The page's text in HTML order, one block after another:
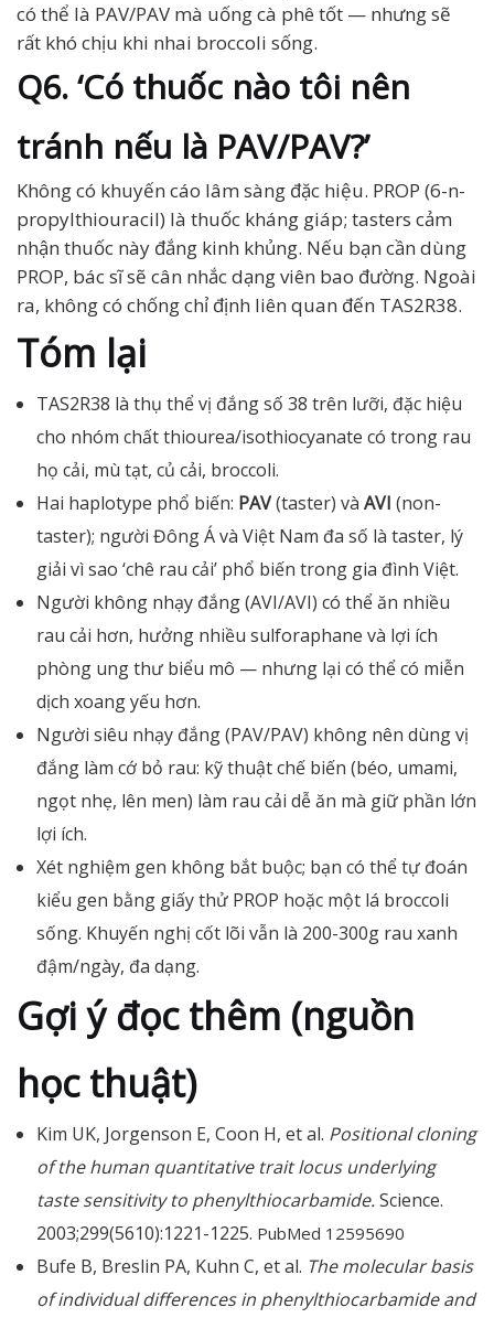
có thể là PAV/PAV mà uống cà phê tốt — nhưng sẽ
rất khó chịu khi nhai broccoli sống.
Q6. ‘Có thuốc nào tôi nên
tránh nếu là PAV/PAV?’
Không có khuyến cáo lâm sàng đặc hiệu. PROP (6-n-
propylthiouracil) là thuốc kháng giáp; tasters cảm
nhận thuốc này đắng kinh khủng. Nếu bạn cần dùng
PROP, bác sĩ sẽ cân nhắc dạng viên bao đường. Ngoài
ra, không có chống chỉ định liên quan đến TAS2R38.
Tóm lại
TAS2R38 là thụ thể vị đắng số 38 trên lưỡi, đặc hiệu
cho nhóm chất thiourea/isothiocyanate có trong rau
họ cải, mù tạt, củ cải, broccoli.
Hai haplotype phổ biến: PAV(taster) và AVI (non-
taster); người Đông Á và Việt Nam đa số là taster, lý
giải vì sao ‘chê rau cải’ phổ biến trong gia đình Việt.
Người không nhạy đắng (AVI/AVI) có thể ăn nhiều
rau cải hơn, hưởng nhiều sulforaphane và lợi ích
phòng ung thư biểu mô — nhưng lại có thể có miễn
dịch xoang yếu hơn.
Người siêu nhạy đắng (PAV/PAV) không nên dùng vị
đắng làm cớ bỏ rau: kỹ thuật chế biến (béo, umami,
ngọt nhẹ, lên men) làm rau cải dễ ăn mà giữ phần lớn
lợi ích.
Xét nghiệm gen không bắt buộc; bạn có thể tự đoán
kiểu gen bằng giấy thử PROP hoặc một lá broccoli
sống. Khuyến nghị cốt lõi vẫn là 200-300g rau xanh
đậm/ngày, đa dạng.
Gợi ý đọc thêm (nguồn
học thuật)
Kim UK, Jorgenson E, Coon H, et al. Positional cloning
of the human quantitative trait locus underlying
taste sensitivity to phenylthiocarbamide.Science.
2003;299(5610):1221-1225. PubMed 12595690
Bufe B, Breslin PA, Kuhn C, et al. The molecular basis
of individual differences in phenylthiocarbamide and